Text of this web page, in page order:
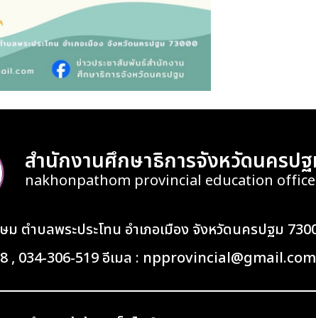
สำนักงานศึกษาธิการจังหวัดนครป
nakhonpathom provincial education office
ตำบลพระประโทน อำเภอเมือง จังหวัดนครปฐม
, 034-306-519 อีเมล : npprovincial@gmail.com